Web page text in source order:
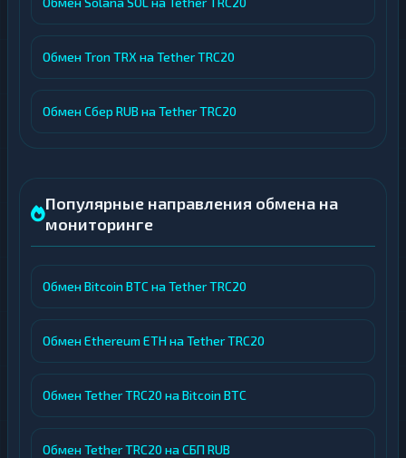
Обмен Tron TRX на Tether TRC20
Обмен Сбер RUB на Tether TRC20
Популярные направления обмена на
мониторинге
Обмен Bitcoin BTC на Tether TRC20
Обмен Ethereum ETH на Tether TRC20
Обмен Tether TRC20 на Bitcoin BTC
Обмен Tether TRC20 на СБП RUB